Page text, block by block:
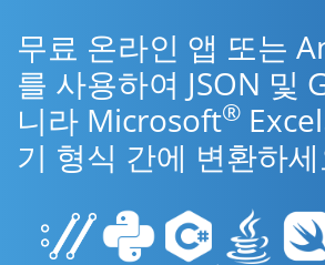
무료 온라인 앱 또는
를 사용하여 JSON 및
니라 Microsoft®
기 형식 간에 변환하